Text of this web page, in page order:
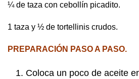
¼ de taza con cebollín picadito.
1 taza y ½ de tortellinis crudos.
PREPARACIÓN PASO A PASO.
Coloca un poco de aceite